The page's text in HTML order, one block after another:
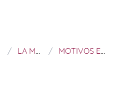
LA MANSIÓN DE LAS IDEAS MOTIVOS EN PUNTO DE CRUZ PARA TU COCINA